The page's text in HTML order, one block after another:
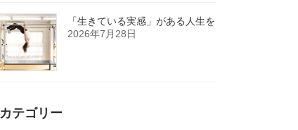
「生きている実感」がある人生を
2026年7月28日
カテゴリー